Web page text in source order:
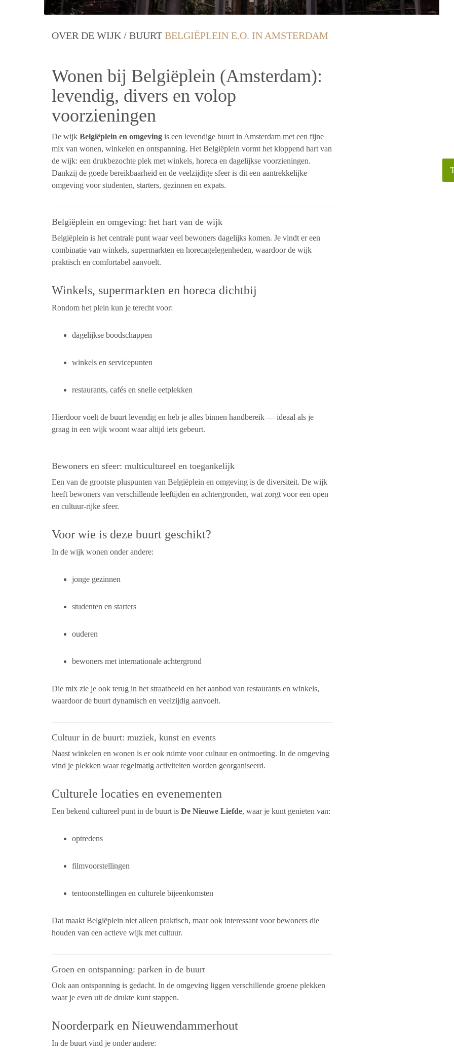
OVER DE WIJK / BUURT BELGIËPLEIN E.O. IN AMSTERDAM
Wonen bij Belgiëplein (Amsterdam):
levendig, divers en volop
voorzieningen
De wijk Belgiëplein en omgeving is een levendige buurt in Amsterdam met een fijne
mix van wonen, winkelen en ontspanning. Het Belgiëplein vormt het kloppend hart van
de wijk: een drukbezochte plek met winkels, horeca en dagelijkse voorzieningen.
Dankzij de goede bereikbaarheid en de veelzijdige sfeer is dit een aantrekkelijke
omgeving voor studenten, starters, gezinnen en expats.
Belgiëplein en omgeving: het hart van de wijk
Belgiëplein is het centrale punt waar veel bewoners dagelijks komen. Je vindt er een
combinatie van winkels, supermarkten en horecagelegenheden, waardoor de wijk
praktisch en comfortabel aanvoelt.
Winkels, supermarkten en horeca dichtbij
Rondom het plein kun je terecht voor:
dagelijkse boodschappen
winkels en servicepunten
restaurants, cafés en snelle eetplekken
Hierdoor voelt de buurt levendig en heb je alles binnen handbereik — ideaal als je
graag in een wijk woont waar altijd iets gebeurt.
Bewoners en sfeer: multicultureel en toegankelijk
Een van de grootste pluspunten van Belgiëplein en omgeving is de diversiteit. De wijk
heeft bewoners van verschillende leeftijden en achtergronden, wat zorgt voor een open
en cultuur-rijke sfeer.
Voor wie is deze buurt geschikt?
In de wijk wonen onder andere:
jonge gezinnen
studenten en starters
ouderen
bewoners met internationale achtergrond
Die mix zie je ook terug in het straatbeeld en het aanbod van restaurants en winkels,
waardoor de buurt dynamisch en veelzijdig aanvoelt.
Cultuur in de buurt: muziek, kunst en events
Naast winkelen en wonen is er ook ruimte voor cultuur en ontmoeting. In de omgeving
vind je plekken waar regelmatig activiteiten worden georganiseerd.
Culturele locaties en evenementen
Een bekend cultureel punt in de buurt is De Nieuwe Liefde, waar je kunt genieten van:
optredens
filmvoorstellingen
tentoonstellingen en culturele bijeenkomsten
Dat maakt Belgiëplein niet alleen praktisch, maar ook interessant voor bewoners die
houden van een actieve wijk met cultuur.
Groen en ontspanning: parken in de buurt
Ook aan ontspanning is gedacht. In de omgeving liggen verschillende groene plekken
waar je even uit de drukte kunt stappen.
Noorderpark en Nieuwendammerhout
In de buurt vind je onder andere: